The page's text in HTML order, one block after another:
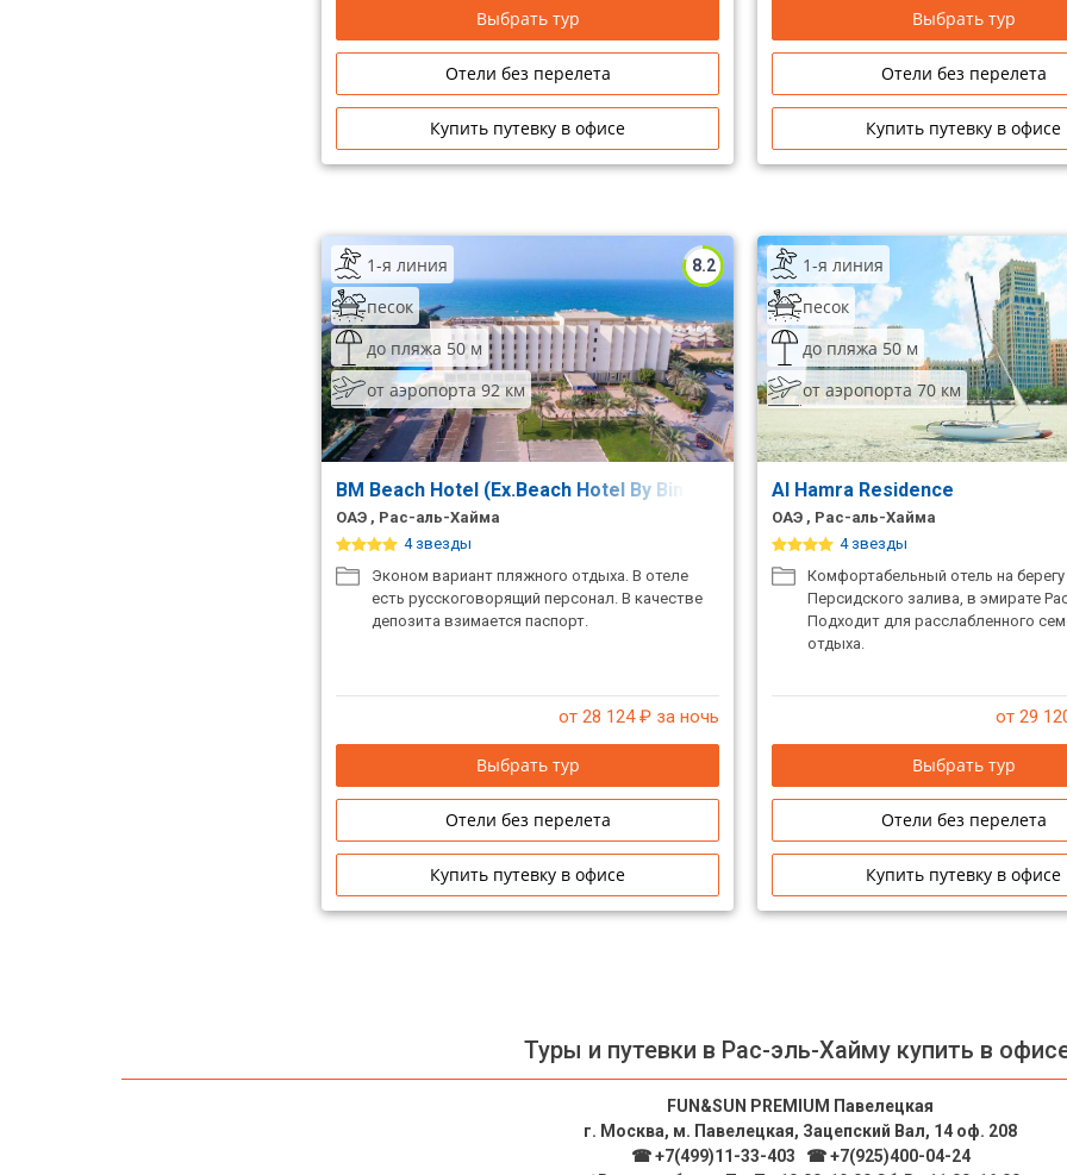
Выбрать тур
Отели без перелета
Купить путевку в офисе
бесплатные электромобили. В 25
езды от курорта находится
«Дримлэнд». В отеле есть
персонал. При заезде берется
Выбрать тур
Отели без перелета
Купить путевку в офисе
8.2
1-я линия
песок
до пляжа 50 м
от аэропорта 92 км
BM Beach Hotel (Ex.Beach Hotel By Bin Majid Hotels&Resorts)
ОАЭ , Рас-аль-Хайма
4 звезды
Эконом вариант пляжного отдыха. В отеле
есть русскоговорящий персонал. В качестве
депозита взимается паспорт.
от 28 124₽ за ночь
Выбрать тур
Отели без перелета
Купить путевку в офисе
1-я линия
песок
до пляжа 50 м
от аэропорта 70 км
Al Hamra Residence
ОАЭ , Рас-аль-Хайма
4 звезды
Комфортабельный отель на берегу
Персидского залива, в эмирате
Подходит для расслабленного
отдыха.
от 29
Выбрать тур
Отели без перелета
Купить путевку в офисе
Туры и путевки в Рас-эль-Хайму купить в
FUN&SUN PREMIUM Павелецкая
г. Москва, м. Павелецкая, Зацепский Вал, 14 оф. 208
☎ +7(499)11-33-403
☎ +7(925)400-04-24